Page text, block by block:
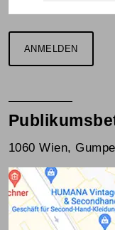
ANMELDEN
1060 Wien,